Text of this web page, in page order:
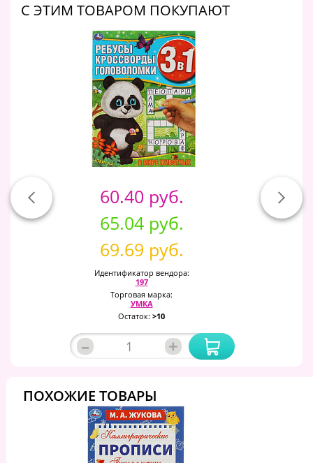
C ЭТИМ ТОВАРОМ ПОКУПАЮТ
60.40 руб.
65.04 руб.
69.69 руб.
Идентификатор вендора:
197
Торговая марка:
УМКА
Остаток: >10
– +
ПОХОЖИЕ ТОВАРЫ